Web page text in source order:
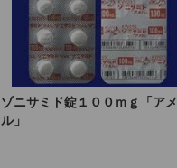
ゾニサミド錠１００ｍｇ「アメ
ル」